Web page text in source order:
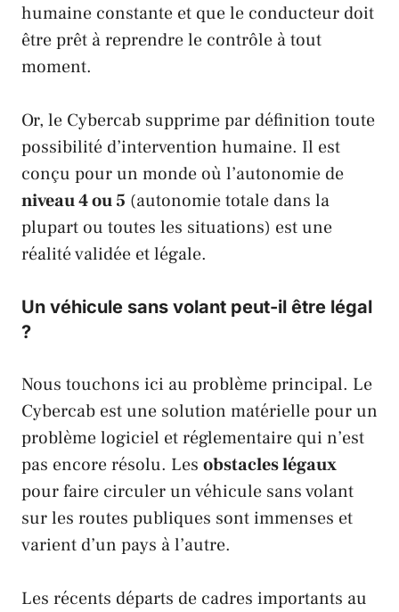
humaine constante et que le conducteur doit
être prêt à reprendre le contrôle à tout
moment.
Or, le Cybercab supprime par définition toute
possibilité d’intervention humaine. Il est
conçu pour un monde où l’autonomie de
niveau 4 ou 5 (autonomie totale dans la
plupart ou toutes les situations) est une
réalité validée et légale.
Un véhicule sans volant peut-il être légal
?
Nous touchons ici au problème principal. Le
Cybercab est une solution matérielle pour un
problème logiciel et réglementaire qui n’est
pas encore résolu. Les obstacles légaux
pour faire circuler un véhicule sans volant
sur les routes publiques sont immenses et
varient d’un pays à l’autre.
Les récents départs de cadres importants au